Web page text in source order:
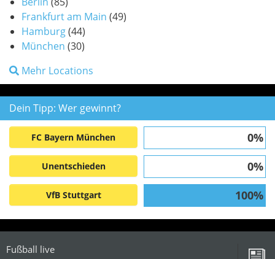
Frankfurt am Main (49)
Hamburg(44)
München (30)
Mehr Locations
Dein Tipp: Wer gewinnt?
FC Bayern München 0%
Unentschieden 0%
VfB Stuttgart 100%
Fußball live